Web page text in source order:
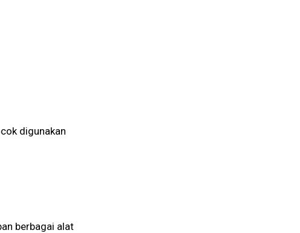
digunakan
berbagai alat